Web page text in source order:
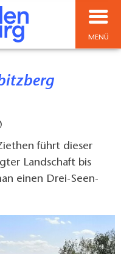
MENÜ
führt dieser
Landschaft bis
einen Drei-Seen-